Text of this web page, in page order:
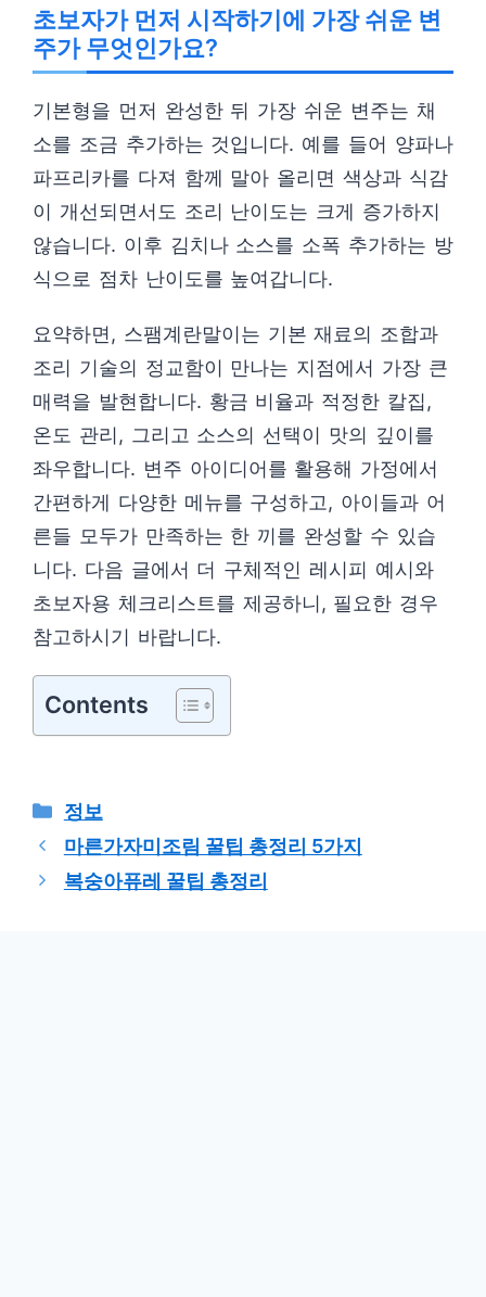
초보자가 먼저 시작하기에 가장 쉬운 변
주가 무엇인가요?
기본형을 먼저 완성한 뒤 가장 쉬운 변주는 채
소를 조금 추가하는 것입니다. 예를 들어 양파나
파프리카를 다져 함께 말아 올리면 색상과 식감
이 개선되면서도 조리 난이도는 크게 증가하지
않습니다. 이후 김치나 소스를 소폭 추가하는 방
식으로 점차 난이도를 높여갑니다.
요약하면, 스팸계란말이는 기본 재료의 조합과
조리 기술의 정교함이 만나는 지점에서 가장 큰
매력을 발현합니다. 황금 비율과 적정한 칼집,
온도 관리, 그리고 소스의 선택이 맛의 깊이를
좌우합니다. 변주 아이디어를 활용해 가정에서
간편하게 다양한 메뉴를 구성하고, 아이들과 어
른들 모두가 만족하는 한 끼를 완성할 수 있습
니다. 다음 글에서 더 구체적인 레시피 예시와
초보자용 체크리스트를 제공하니, 필요한 경우
참고하시기 바랍니다.
Contents
카
테
고
리
정보
마른가자미조림 꿀팁 총정리 5가지
복숭아퓨레 꿀팁 총정리